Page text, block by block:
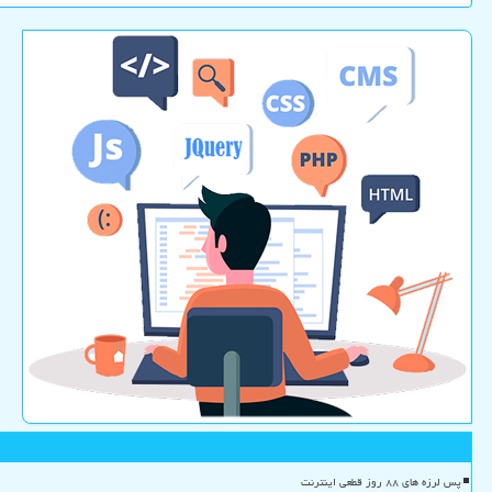
پس لرزه های ۸۸ روز قطعی اینترنت